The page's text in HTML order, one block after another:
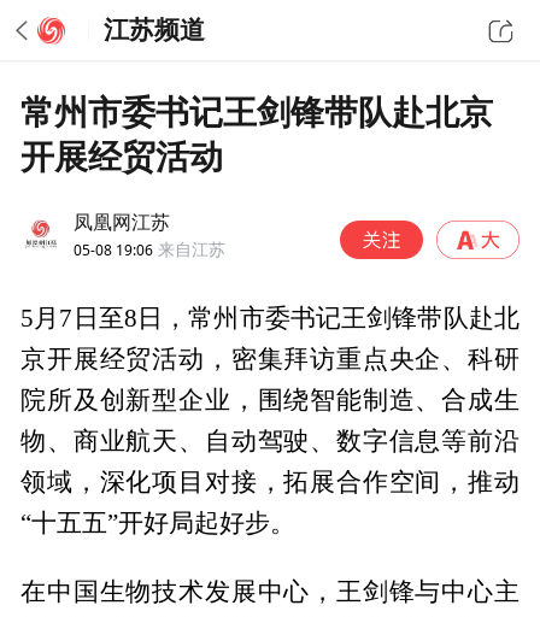
江苏频道
常州市委书记王剑锋带队赴北京
开展经贸活动
凤凰网江苏
05-08 19:06 来自江苏
5月7日至8日，常州市委书记王剑锋带队赴北
京开展经贸活动，密集拜访重点央企、科研
院所及创新型企业，围绕智能制造、合成生
物、商业航天、自动驾驶、数字信息等前沿
领域，深化项目对接，拓展合作空间，推动
“十五五”开好局起好步。
在中国生物技术发展中心，王剑锋与中心主